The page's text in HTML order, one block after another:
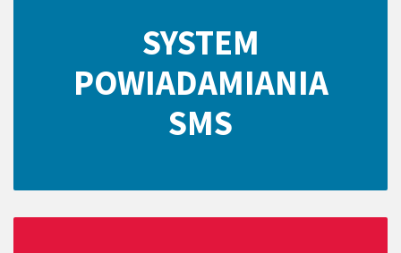
SYSTEM
POWIADAMIANIA
SMS